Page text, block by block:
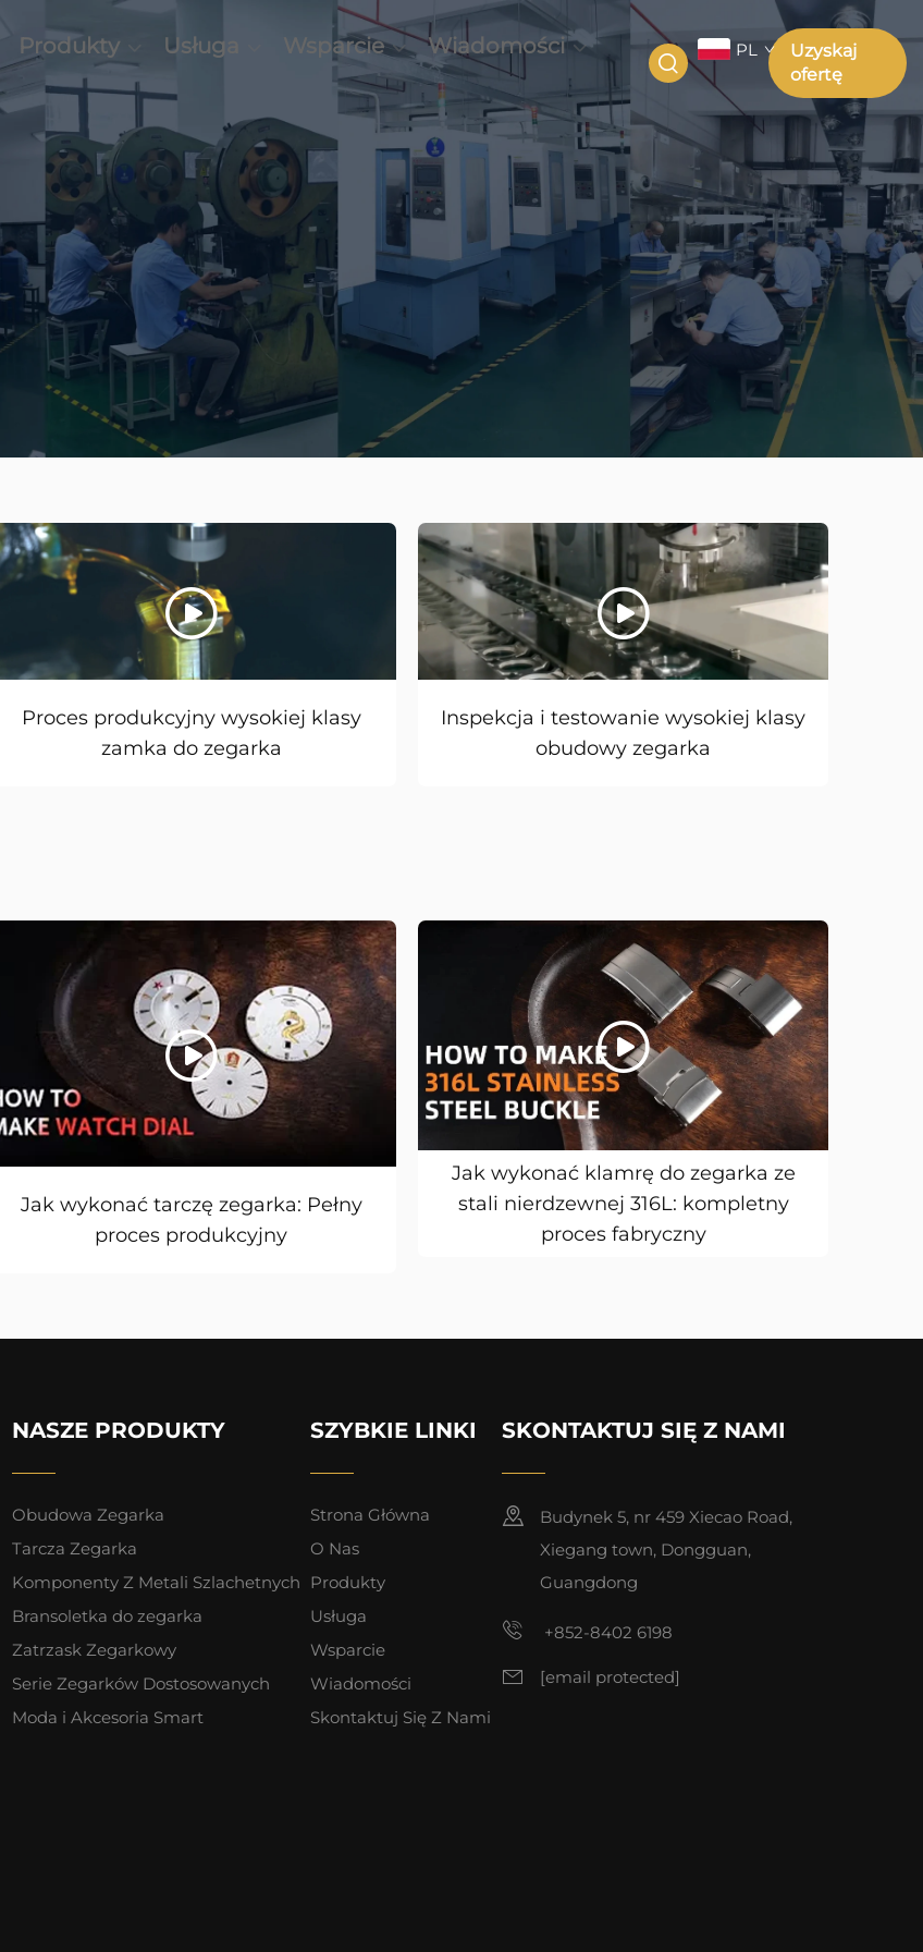
Produkty Usługa Wsparcie
Wiadomości
PL
Uzyskaj
ofertę
Proces produkcyjny wysokiej klasy
zamka do zegarka
Inspekcja i testowanie wysokiej klasy
obudowy zegarka
Jak wykonać tarczę zegarka: Pełny
proces produkcyjny
Jak wykonać klamrę do zegarka ze
stali nierdzewnej 316L: kompletny
proces fabryczny
NASZE PRODUKTY
Obudowa Zegarka
Tarcza Zegarka
Komponenty Z Metali Szlachetnych
Bransoletka do zegarka
Zatrzask Zegarkowy
Serie Zegarków Dostosowanych
Moda i Akcesoria Smart
SZYBKIE LINKI
Strona Główna
O Nas
Produkty
Usługa
Wsparcie
Wiadomości
Skontaktuj Się Z Nami
SKONTAKTUJ SIĘ Z NAMI
Budynek 5, nr 459 Xiecao Road,
Xiegang town, Dongguan,
Guangdong
+852-8402 6198
[email protected]